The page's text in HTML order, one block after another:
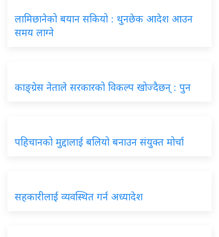
लामिछानेको बयान सकियो : थुनछेक आदेश आउन
समय लाग्ने
काङ्ग्रेस नेताले सरकारको विकल्प खोज्दैछन् : पुन
पहिचानको मुद्दालाई बलियो बनाउन संयुक्त मोर्चा
सहकारीलाई व्यवस्थित गर्न अध्यादेश